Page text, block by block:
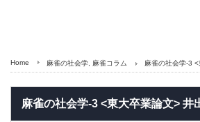
Home 麻雀の社会学 麻雀コラム 麻雀の社会学-3
麻雀の社会学-3 <東大卒業論文> 井